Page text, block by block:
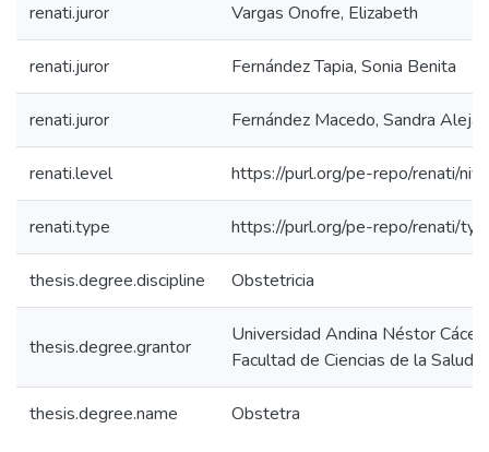
renati.juror Vargas Onofre, Elizabeth
renati.juror Fernández Tapia, Sonia Benita
renati.juror Fernández Macedo, Sandra
renati.level https://purl.org/pe-repo/renati/
renati.type https://purl.org/pe-repo/renati/
thesis.degree.discipline Obstetricia
thesis.degree.grantor
Universidad Andina Néstor
Facultad de Ciencias de la Salud
thesis.degree.name Obstetra